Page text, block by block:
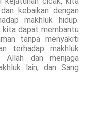
kebaikan dengan
makhluk hidup.
kita dapat membantu
tanpa menyakiti
terhadap makhluk
Allah dan menjaga
lain, dan Sang